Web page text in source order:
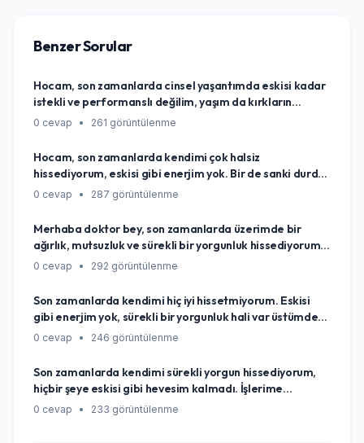
Benzer Sorular
Hocam, son zamanlarda cinsel yaşantımda eskisi kadar
istekli ve performanslı değilim, yaşım da kırkların
sonuna yaklaştı. Bu durum tamamen yaşa, iş hayatının
değişim mi, yoksa göz ardı etmemem gereken bir sağlık
sinyali mi olabilir diye kafamı kurcalıyor?
0 cevap • 261 görüntülenme
Hocam, son zamanlarda kendimi çok halsiz
hissediyorum, eskisi gibi enerjim yok. Bir de sanki durduk
yere kilo alıyorum, canım hiçbir şey yapmak istemiyor,
oysa. Acaba yaşlanıyor muyum diye düşünmekten
kendimi alamıyorum, yoksa bu durum testosteron
seviyemle mi alakalı olabilir?
0 cevap • 287 görüntülenme
Merhaba doktor bey, son zamanlarda üzerimde bir
ağırlık, mutsuzluk ve sürekli bir yorgunluk hissediyorum.
Sabahları yataktan kalkmak bile zor geliyor. İşimi,
boşluktayım. Bu sadece dönemsel bir stres midir, yoksa
altta yatan daha ciddi bir problem mi olabilir,
endişeleniyorum?
0 cevap • 292 görüntülenme
Son zamanlarda kendimi hiç iyi hissetmiyorum. Eskisi
gibi enerjim yok, sürekli bir yorgunluk hali var üstümde
ve hiçbir şeye hevesim kalmadı. Eskiden severek
düşüklüğüyle ilgili olabilir mi, yaşım da 45 civarı?
0 cevap • 246 görüntülenme
Son zamanlarda kendimi sürekli yorgun hissediyorum,
hiçbir şeye eskisi gibi hevesim kalmadı. İşlerime
odaklanmakta zorlanıyorum, eve gelince sadece
0 cevap • 233 görüntülenme